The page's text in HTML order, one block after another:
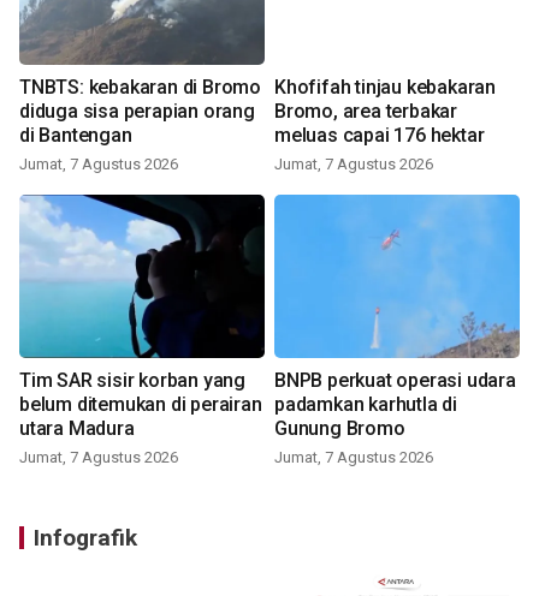
TNBTS: kebakaran di Bromo
diduga sisa perapian orang
di Bantengan
Jumat, 7 Agustus 2026
Khofifah tinjau kebakaran
Bromo, area terbakar
meluas capai 176 hektar
Jumat, 7 Agustus 2026
Tim SAR sisir korban yang
belum ditemukan di perairan
utara Madura
Jumat, 7 Agustus 2026
BNPB perkuat operasi udara
padamkan karhutla di
Gunung Bromo
Jumat, 7 Agustus 2026
Infografik